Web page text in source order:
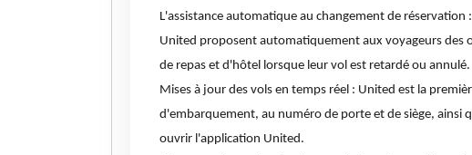
L'assistance automatique au changement de
United proposent automatiquement aux voyageurs des
de repas et d'hôtel lorsque leur vol est retardé ou annulé.
Mises à jour des vols en temps réel : United est la
d'embarquement, au numéro de porte et de siège, ainsi
ouvrir l'application United.